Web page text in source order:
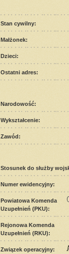
Stan cywilny:
Małżonek:
Dzieci:
Ostatni adres:
Narodowość:
Wykształcenie:
Zawód:
Stosunek do służby
Numer ewidencyjny:
Powiatowa Komenda
Uzupełnień (PKU):
Rejonowa Komenda
Uzupełnień (RKU):
Związek operacyjny: